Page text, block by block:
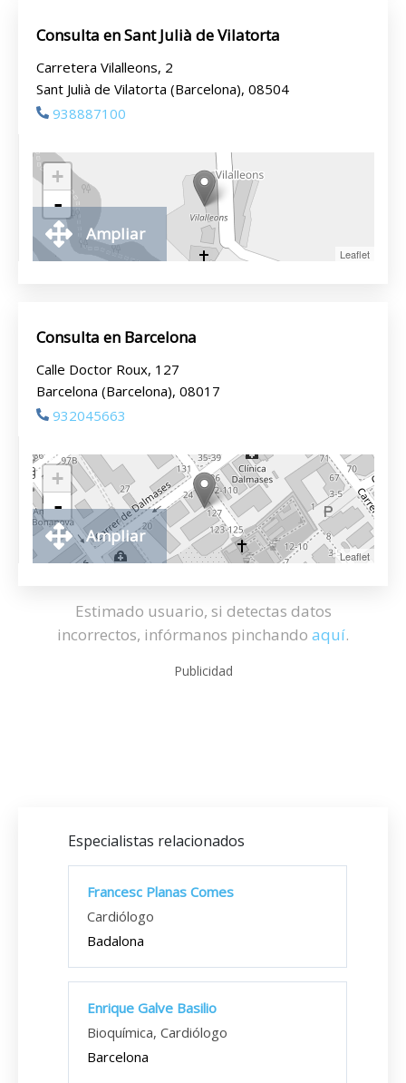
Consulta en Sant Julià de Vilatorta
Carretera Vilalleons, 2
Sant Julià de Vilatorta (Barcelona), 08504
938887100
+
-
Leaflet
Ampliar
Consulta en Barcelona
Calle Doctor Roux, 127
Barcelona (Barcelona), 08017
932045663
+
-
Leaflet
Ampliar
Estimado usuario, si detectas datos
incorrectos, infórmanos pinchando aquí.
Publicidad
Especialistas relacionados
Francesc Planas Comes
Cardiólogo
Badalona
Enrique Galve Basilio
Bioquímica, Cardiólogo
Barcelona